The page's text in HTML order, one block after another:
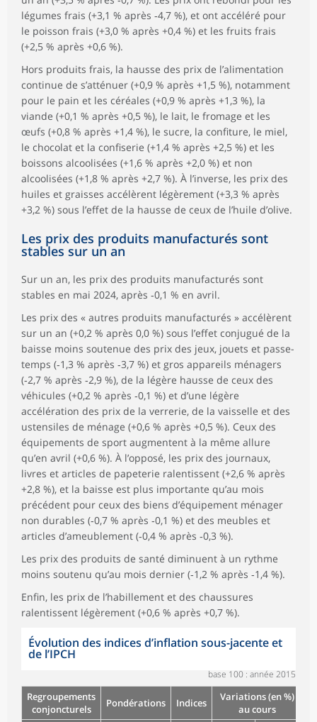
légumes frais (+3,1 % après ‑4,7 %), et ont accéléré pour
le poisson frais (+3,0 % après +0,4 %) et les fruits frais
(+2,5 % après +0,6 %).
Hors produits frais, la hausse des prix de l’alimentation
continue de s’atténuer (+0,9 % après +1,5 %), notamment
pour le pain et les céréales (+0,9 % après +1,3 %), la
viande (+0,1 % après +0,5 %), le lait, le fromage et les
œufs (+0,8 % après +1,4 %), le sucre, la confiture, le miel,
le chocolat et la confiserie (+1,4 % après +2,5 %) et les
boissons alcoolisées (+1,6 % après +2,0 %) et non
alcoolisées (+1,8 % après +2,7 %). À l’inverse, les prix des
huiles et graisses accélèrent légèrement (+3,3 % après
+3,2 %) sous l’effet de la hausse de ceux de l’huile d’olive.
Les prix des produits manufacturés sont
stables sur un an
Sur un an, les prix des produits manufacturés sont
stables en mai 2024, après ‑0,1 % en avril.
Les prix des « autres produits manufacturés » accélèrent
sur un an (+0,2 % après 0,0 %) sous l’effet conjugué de la
baisse moins soutenue des prix des jeux, jouets et passe-
temps (‑1,3 % après ‑3,7 %) et gros appareils ménagers
(‑2,7 % après ‑2,9 %), de la légère hausse de ceux des
véhicules (+0,2 % après ‑0,1 %) et d’une légère
accélération des prix de la verrerie, de la vaisselle et des
ustensiles de ménage (+0,6 % après +0,5 %). Ceux des
équipements de sport augmentent à la même allure
qu’en avril (+0,6 %). À l’opposé, les prix des journaux,
livres et articles de papeterie ralentissent (+2,6 % après
+2,8 %), et la baisse est plus importante qu’au mois
précédent pour ceux des biens d’équipement ménager
non durables (‑0,7 % après ‑0,1 %) et des meubles et
articles d’ameublement (‑0,4 % après ‑0,3 %).
Les prix des produits de santé diminuent à un rythme
moins soutenu qu’au mois dernier (‑1,2 % après ‑1,4 %).
Enfin, les prix de l’habillement et des chaussures
ralentissent légèrement (+0,6 % après +0,7 %).
Évolution des indices d’inflation sous-jacente et
de l’IPCH
base 100 : année 2015
Regroupements
conjoncturels
Pondérations Indices
Variations (en %)
au cours